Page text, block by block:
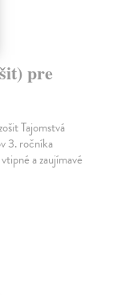
pre
Tajomstvá
3. ročníka
a zaujímavé